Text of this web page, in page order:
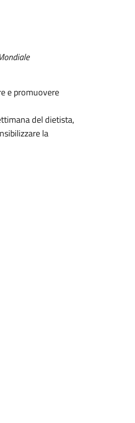
e promuovere
del dietista,
la